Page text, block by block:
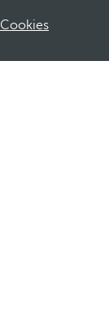
Cookies